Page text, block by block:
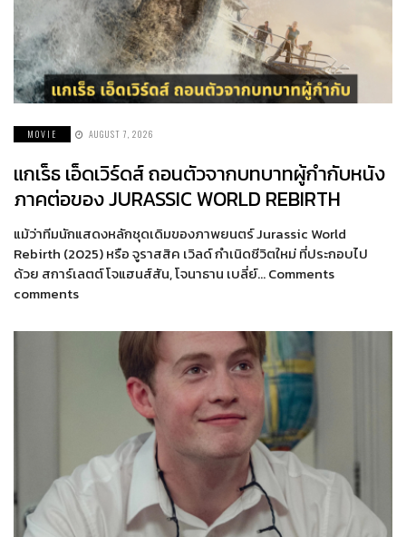
MOVIE AUGUST 7, 2026
แกเร็ธ เอ็ดเวิร์ดส์ ถอนตัวจากบทบาทผู้กำกับหนัง
ภาคต่อของ JURASSIC WORLD REBIRTH
แม้ว่าทีมนักแสดงหลักชุดเดิมของภาพยนตร์ Jurassic World
Rebirth (2025) หรือ จูราสสิค เวิลด์ กำเนิดชีวิตใหม่ ที่ประกอบไป
ด้วย สการ์เลตต์ โจแฮนส์สัน, โจนาธาน เบลี่ย์… Comments
comments